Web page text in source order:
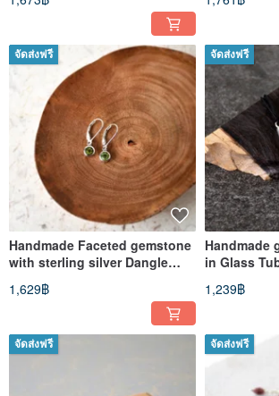
จัดส่งฟรี
Handmade Faceted gemstone
with sterling silver Dangle
Earring, Three gem choose
1,629฿
จัดส่งฟรี
Handmade
in Glass
Necklace,
1,239฿
จัดส่งฟรี จัดส่งฟรี